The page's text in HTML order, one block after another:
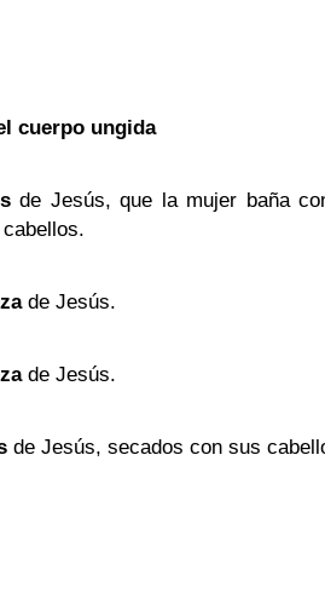
cuerpo ungida
de Jesús, que la mujer baña
de Jesús.
de Jesús.
de Jesús, secados con sus